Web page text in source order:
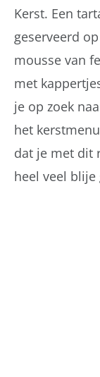
Kerst. Een
geserveerd
mousse van
met
je op zoek
het
dat je met dit
heel veel